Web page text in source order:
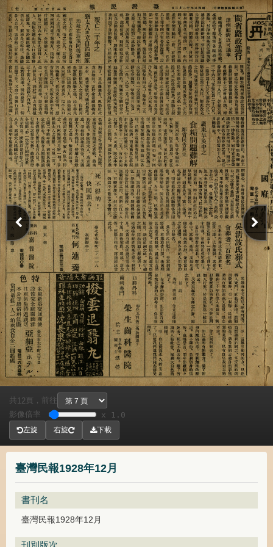
臺灣民報1928年12月
書刊名
臺灣民報1928年12月
刊別版次
共 12頁， 前往
影像倍率
x 1.0
左旋 右旋 下載